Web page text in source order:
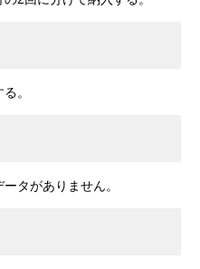
。
タがありません。